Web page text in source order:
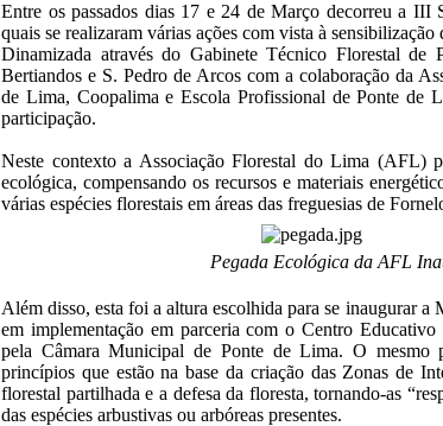
Entre os passados dias 17 e 24 de Março decorreu a III
quais se realizaram várias ações com vista à
Dinamizada através do Gabinete Técnico Florestal
Bertiandos e S. Pedro de Arcos com a colaboração da
de Lima, Coopalima e Escola Profissional de Ponte de
participação.
Neste contexto a Associação Florestal do Lima (AFL)
ecológica, compensando os recursos e materiais
várias espécies florestais em áreas das freguesias de
Pegada Ecológica da AFL
Além disso, esta foi a altura escolhida para se inaugurar
em implementação em parceria com o Centro
pela Câmara Municipal de Ponte de Lima. O
princípios que estão na base da criação das Zonas de
florestal partilhada e a defesa da floresta, tornando-as
das espécies arbustivas ou arbóreas presentes.